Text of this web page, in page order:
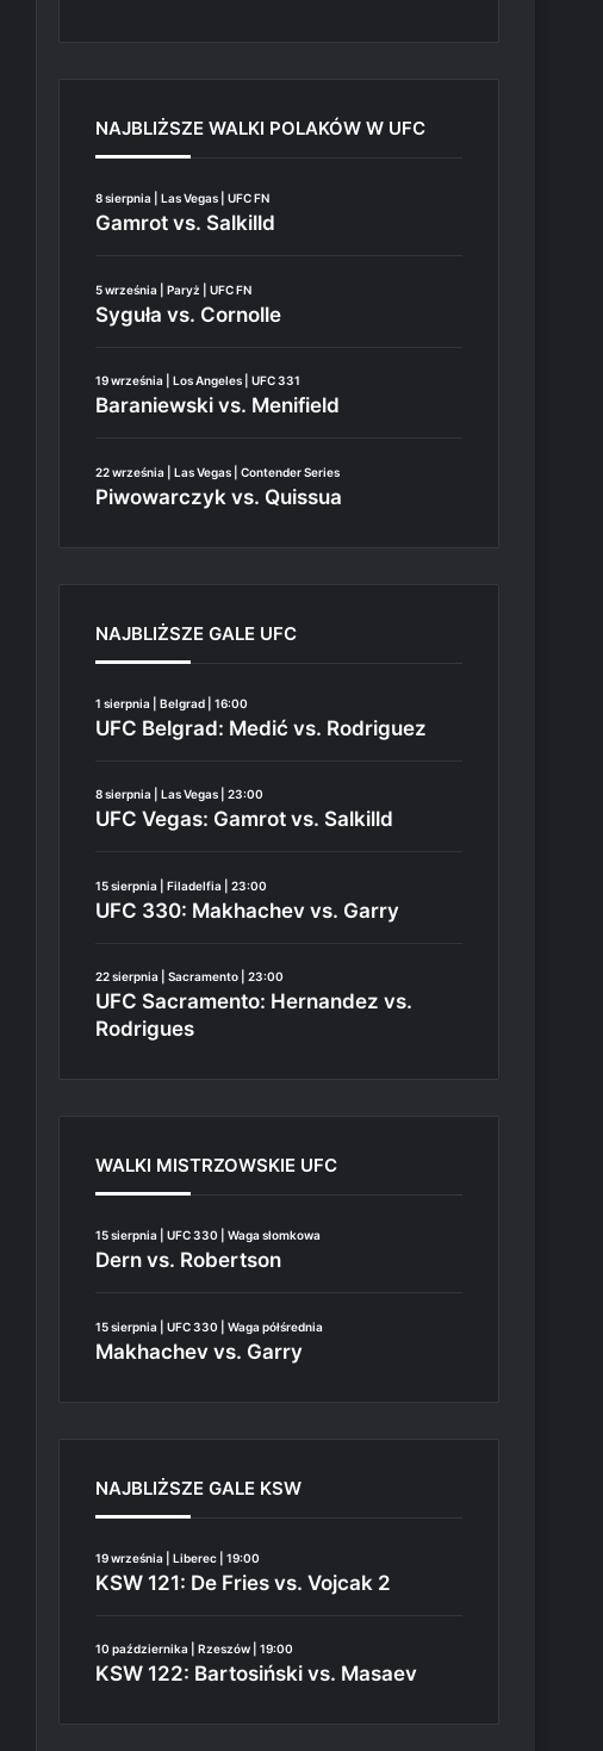
NAJBLIŻSZE WALKI POLAKÓW W UFC
8 sierpnia | Las Vegas | UFC FN
Gamrot vs. Salkilld
5 września | Paryż | UFC FN
Syguła vs. Cornolle
19 września | Los Angeles | UFC 331
Baraniewski vs. Menifield
22 września | Las Vegas | Contender Series
Piwowarczyk vs. Quissua
NAJBLIŻSZE GALE UFC
1 sierpnia | Belgrad | 16:00
UFC Belgrad: Medić vs. Rodriguez
8 sierpnia | Las Vegas | 23:00
UFC Vegas: Gamrot vs. Salkilld
15 sierpnia | Filadelfia | 23:00
UFC 330: Makhachev vs. Garry
22 sierpnia | Sacramento | 23:00
UFC Sacramento: Hernandez vs.
Rodrigues
WALKI MISTRZOWSKIE UFC
15 sierpnia | UFC 330 | Waga słomkowa
Dern vs. Robertson
15 sierpnia | UFC 330 | Waga półśrednia
Makhachev vs. Garry
NAJBLIŻSZE GALE KSW
19 września | Liberec | 19:00
KSW 121: De Fries vs. Vojcak 2
10 października | Rzeszów | 19:00
KSW 122: Bartosiński vs. Masaev